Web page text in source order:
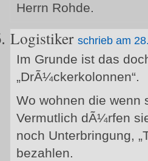
Herrn Rohde.
Logistiker schrieb am
Im Grunde ist das
„DrÃ¼ckerkolonnen“.
Wo wohnen die wenn
Vermutlich dÃ¼rfen
noch Unterbringung,
bezahlen.